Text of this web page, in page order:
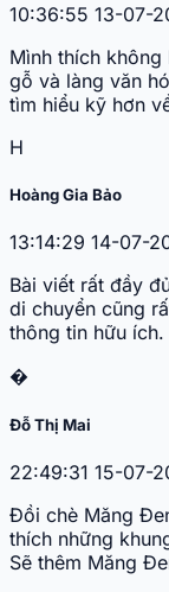
10:36:55 13-07-
Mình thích
gỗ và làng văn
tìm hiểu kỹ hơn
H
Hoàng Gia Bảo
13:14:29 14-07-
Bài viết rất đầy
di chuyển cũng
thông tin hữu ích.
�
Đỗ Thị Mai
22:49:31 15-07-
Đồi chè Măng
thích những
Sẽ thêm Măng